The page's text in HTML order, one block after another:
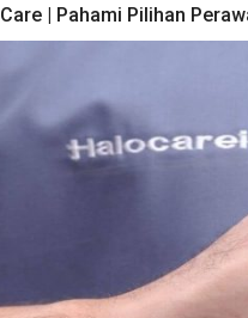
| Pahami Pilihan